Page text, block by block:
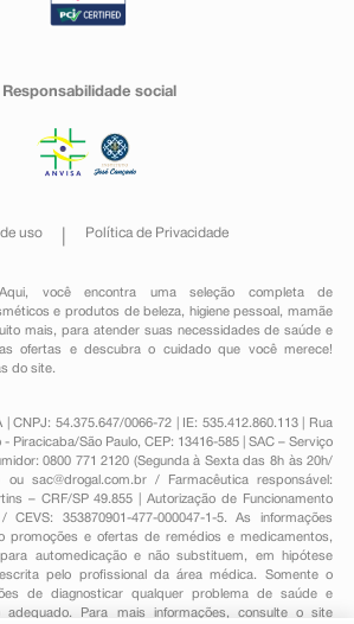
Responsabilidade social
uso Política de Privacidade
você encontra uma seleção completa de
e produtos de beleza, higiene pessoal ,mamãe
mais, para atender suas necessidades de saúde e
ofertas e descubra o cuidado que você merece!
do site.
| CNPJ: 54.375.647/0066-72 | IE: 535.412.860.113 | Rua
Piracicaba/São Paulo, CEP: 13416-585 | SAC – Serviço
0800 771 2120 (Segunda à Sexta das 8h às 20h/
ou sac@drogal.com.br/ Farmacêutica responsável:
– CRF/SP 49.855 | Autorização de Funcionamento
CEVS: 353870901-477-000047-1-5. As informações
promoções e ofertas de remédios e medicamentos,
automedicação e não substituem, em hipótese
pelo profissional da área médica. Somente o
de diagnosticar qualquer problema de saúde e
adequado. Para mais informações, consulte o site